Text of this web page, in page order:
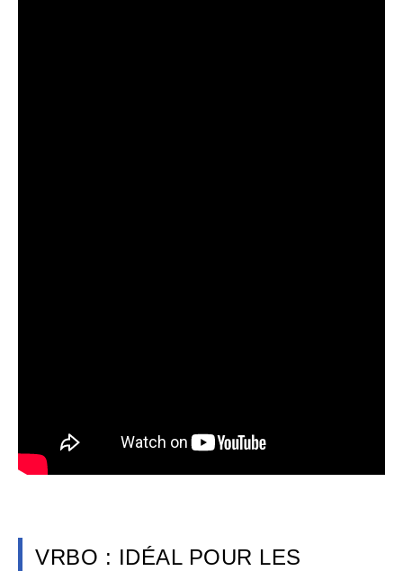
VRBO : IDÉAL POUR LES